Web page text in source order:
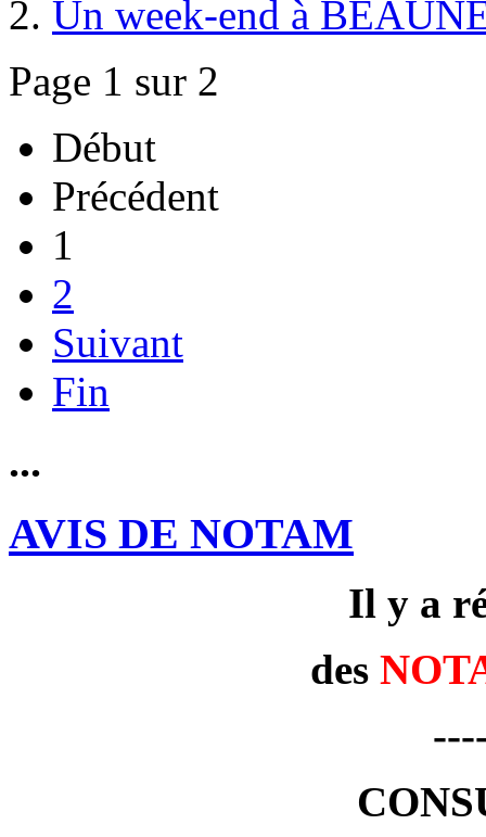
Un week-end à
Page 1 sur 2
Début
Précédent
1
2
Suivant
Fin
...
AVIS DE NOTAM
Il y a
des